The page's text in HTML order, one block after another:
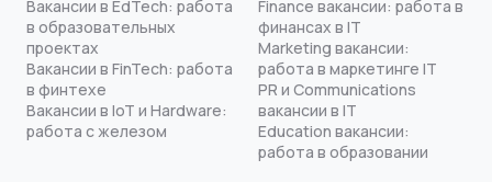
Вакансии в EdTech: работа
в образовательных
проектах
Вакансии в FinTech: работа
в финтехе
Вакансии в IoT и Hardware:
работа с железом
Finance вакансии: работа в
финансах в IT
Marketing вакансии:
работа в маркетинге IT
PR и Communications
вакансии в IT
Education вакансии:
работа в образовании